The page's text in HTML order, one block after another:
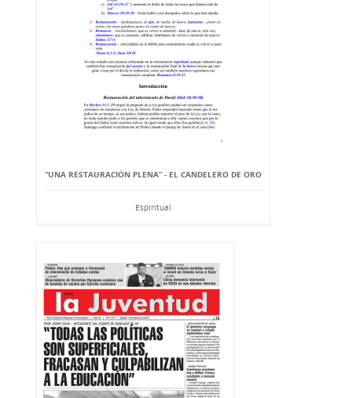
“UNA RESTAURACIÓN PLENA” - EL CANDELERO DE ORO
Espiritual